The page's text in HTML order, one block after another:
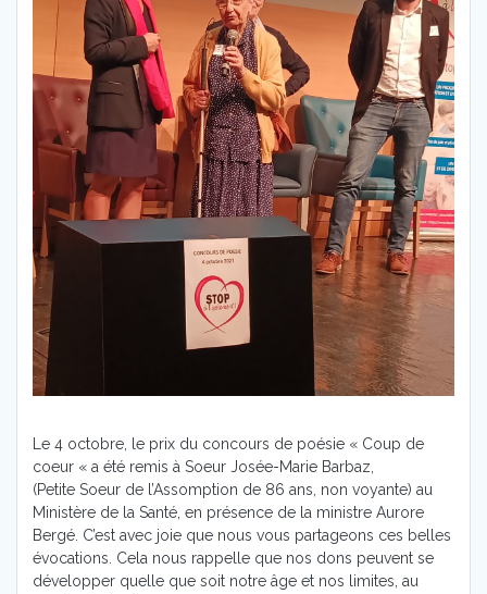
Le 4 octobre, le prix du concours de poésie « Coup de
coeur « a été remis à Soeur Josée-Marie Barbaz,
(Petite Soeur de l’Assomption de 86 ans, non voyante) au
Ministère de la Santé, en présence de la ministre Aurore
Bergé. C’est avec joie que nous vous partageons ces belles
évocations. Cela nous rappelle que nos dons peuvent se
développer quelle que soit notre âge et nos limites, au